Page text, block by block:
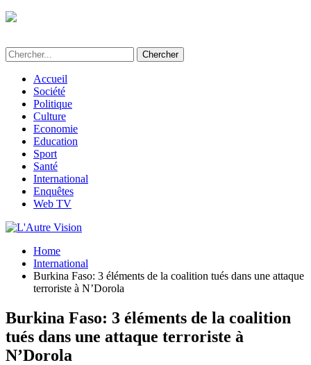
Accueil
Société
Politique
Culture
Economie
Education
Sport
Santé
International
Enquêtes
Web TV
Home
International
Burkina Faso: 3 éléments de la coalition tués dans une attaque
terroriste à N’Dorola
Burkina Faso: 3 éléments de la coalition
tués dans une attaque terroriste à
N’Dorola